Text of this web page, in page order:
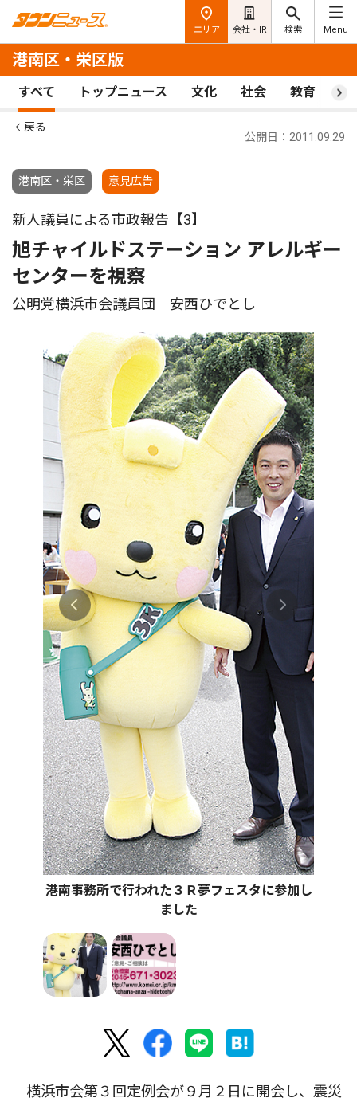
エリア 会社・IR 検索 Menu
港南区・栄区版
すべて トップニュース 文化 社会 教育 ス
戻る
港南区・栄区 意見広告
公開日：2011.09.29
新人議員による市政報告【3】
旭チャイルドステーション アレルギー
センターを視察
公明党横浜市会議員団 安西ひでとし
港南事務所で行われた３Ｒ夢フェスタに参加し
ました
横浜市会第３回定例会が９月２日に開会し、震災